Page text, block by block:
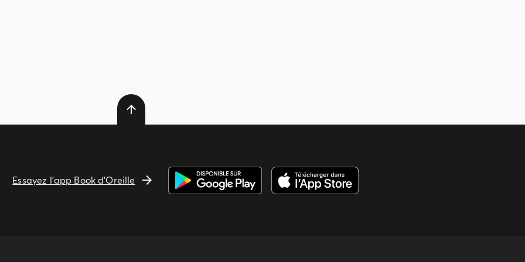
Essayez l'app Book d'Oreille